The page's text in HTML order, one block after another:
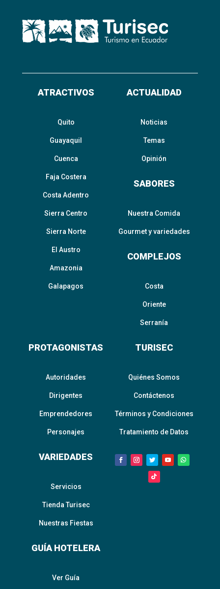
ATRACTIVOS
Quito
Guayaquil
Cuenca
Faja Costera
Costa Adentro
Sierra Centro
Sierra Norte
El Austro
Amazonia
Galapagos
ACTUALIDAD
Noticias
Temas
Opinión
SABORES
Nuestra Comida
Gourmet y variedades
COMPLEJOS
Costa
Oriente
Serranía
PROTAGONISTAS
Autoridades
Dirigentes
Emprendedores
Personajes
VARIEDADES
Servicios
Tienda Turisec
Nuestras Fiestas
GUÍA HOTELERA
Ver Guía
TURISEC
Quiénes Somos
Contáctenos
Términos y Condiciones
Tratamiento de Datos